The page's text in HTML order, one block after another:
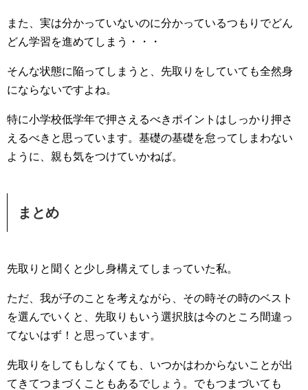
また、実は分かっていないのに分かっているつもりでどん
どん学習を進めてしまう・・・
そんな状態に陥ってしまうと、先取りをしていても全然身
にならないですよね。
特に小学校低学年で押さえるべきポイントはしっかり押さ
えるべきと思っています。基礎の基礎を怠ってしまわない
ように、親も気をつけていかねば。
まとめ
先取りと聞くと少し身構えてしまっていた私。
ただ、我が子のことを考えながら、その時その時のベスト
を選んでいくと、先取りもいう選択肢は今のところ間違っ
てないはず！と思っています。
先取りをしてもしなくても、いつかはわからないことが出
てきてつまづくこともあるでしょう。でもつまづいても